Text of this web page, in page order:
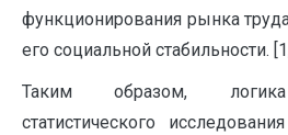
функционирования рынка
его социальной стабильности.
Таким образом,
статистического